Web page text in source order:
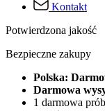
Kontakt
Potwierdzona jakość
Bezpieczne zakupy
Polska:
Darmowa
1 darmowa